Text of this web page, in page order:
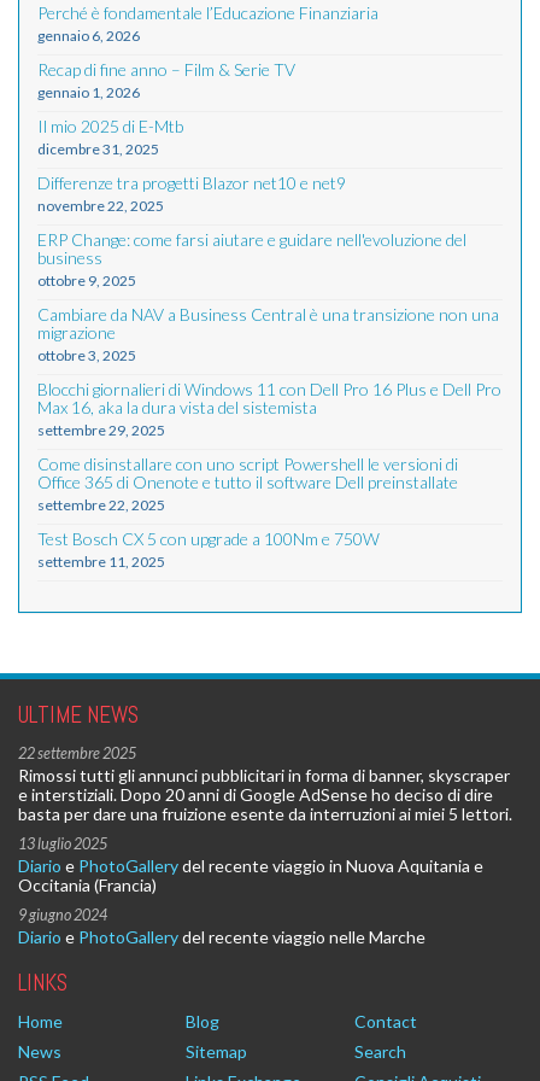
Perché è fondamentale l’Educazione Finanziaria
gennaio 6, 2026
Recap di fine anno – Film & Serie TV
gennaio 1, 2026
Il mio 2025 di E-Mtb
dicembre 31, 2025
Differenze tra progetti Blazor net10 e net9
novembre 22, 2025
ERP Change: come farsi aiutare e guidare nell'evoluzione del
business
ottobre 9, 2025
Cambiare da NAV a Business Central è una transizione non una
migrazione
ottobre 3, 2025
Blocchi giornalieri di Windows 11 con Dell Pro 16 Plus e Dell Pro
Max 16, aka la dura vista del sistemista
settembre 29, 2025
Come disinstallare con uno script Powershell le versioni di
Office 365 di Onenote e tutto il software Dell preinstallate
settembre 22, 2025
Test Bosch CX 5 con upgrade a 100Nm e 750W
settembre 11, 2025
ULTIME NEWS
22 settembre 2025
Rimossi tutti gli annunci pubblicitari in forma di banner, skyscraper
e interstiziali. Dopo 20 anni di Google AdSense ho deciso di dire
basta per dare una fruizione esente da interruzioni ai miei 5 lettori.
13 luglio 2025
Diario e PhotoGallerydel recente viaggio in Nuova Aquitania e
Occitania (Francia)
9 giugno 2024
Diario e PhotoGallerydel recente viaggio nelle Marche
LINKS
Home Blog
Contact
News
Sitemap
Search